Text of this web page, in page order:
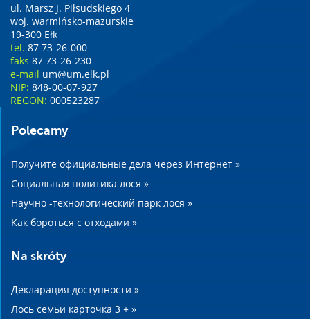
ul. Marsz J. Piłsudskiego 4
woj. warmińsko-mazurskie
19-300 Ełk
tel. 87 73-26-000
faks 87 73-26-230
e-mail um@um.elk.pl
NIP: 848-00-07-927
REGON: 000523287
Polecamy
Получите официальные дела через Интернет »
Социальная политика лося »
Научно -технологический парк лося »
Как бороться с отходами »
Na skróty
Декларация доступности »
Лось семьи карточка 3 + »